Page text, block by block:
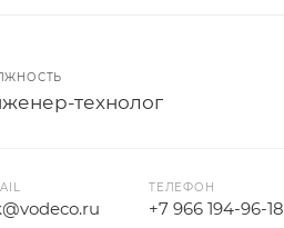
технолог
ТЕЛЕФОН
+7 966 194-96-18